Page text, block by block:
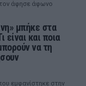
άφησε άφωνο
μπήκε στα
είναι και ποια
να τη
εμφανίστηκε στην